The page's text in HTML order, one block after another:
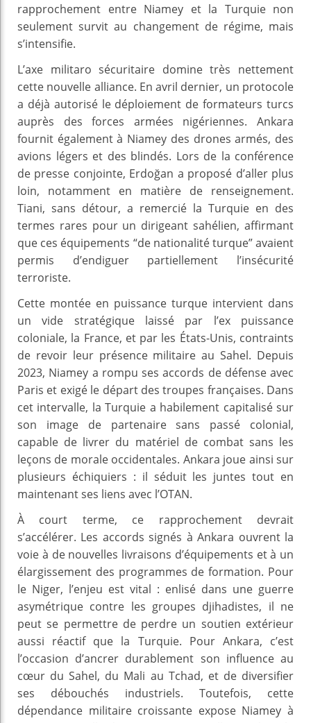
rapprochement entre Niamey et la Turquie non
seulement survit au changement de régime, mais
s’intensifie.
L’axe militaro sécuritaire domine très nettement
cette nouvelle alliance. En avril dernier, un protocole
a déjà autorisé le déploiement de formateurs turcs
auprès des forces armées nigériennes. Ankara
fournit également à Niamey des drones armés, des
avions légers et des blindés. Lors de la conférence
de presse conjointe, Erdoğan a proposé d’aller plus
loin, notamment en matière de renseignement.
Tiani, sans détour, a remercié la Turquie en des
termes rares pour un dirigeant sahélien, affirmant
que ces équipements “de nationalité turque” avaient
permis d’endiguer partiellement l’insécurité
terroriste.
Cette montée en puissance turque intervient dans
un vide stratégique laissé par l’ex puissance
coloniale, la France, et par les États-Unis, contraints
de revoir leur présence militaire au Sahel. Depuis
2023, Niamey a rompu ses accords de défense avec
Paris et exigé le départ des troupes françaises. Dans
cet intervalle, la Turquie a habilement capitalisé sur
son image de partenaire sans passé colonial,
capable de livrer du matériel de combat sans les
leçons de morale occidentales. Ankara joue ainsi sur
plusieurs échiquiers : il séduit les juntes tout en
maintenant ses liens avec l’OTAN.
À court terme, ce rapprochement devrait
s’accélérer. Les accords signés à Ankara ouvrent la
voie à de nouvelles livraisons d’équipements et à un
élargissement des programmes de formation. Pour
le Niger, l’enjeu est vital : enlisé dans une guerre
asymétrique contre les groupes djihadistes, il ne
peut se permettre de perdre un soutien extérieur
aussi réactif que la Turquie. Pour Ankara, c’est
l’occasion d’ancrer durablement son influence au
cœur du Sahel, du Mali au Tchad, et de diversifier
ses débouchés industriels. Toutefois, cette
dépendance militaire croissante expose Niamey à